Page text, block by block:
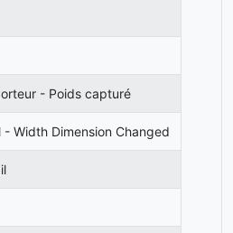
- Poids capturé
Width Dimension Changed